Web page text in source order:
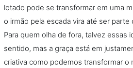
lotado pode se transformar em uma
o irmão pela escada vira até ser parte
Para quem olha de fora, talvez essas
sentido, mas a graça está em
criativa como podemos transformar o